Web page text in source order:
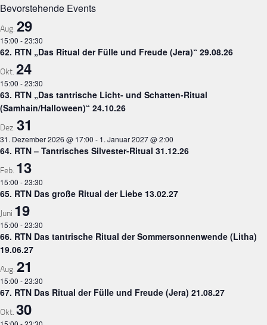
Bevorstehende Events
Aug. 29
15:00 -23:30
62. RTN „Das Ritual der Fülle und Freude (Jera)“ 29.08.26
Okt. 24
15:00 -23:30
63. RTN „Das tantrische Licht- und Schatten-Ritual
(Samhain/Halloween)“ 24.10.26
Dez. 31
31. Dezember 2026 @ 17:00 - 1. Januar 2027 @ 2:00
64. RTN – Tantrisches Silvester-Ritual 31.12.26
Feb. 13
15:00 -23:30
65. RTN Das große Ritual der Liebe 13.02.27
Juni 19
15:00 -23:30
66. RTN Das tantrische Ritual der Sommersonnenwende (Litha)
19.06.27
Aug. 21
15:00 -23:30
67. RTN Das Ritual der Fülle und Freude (Jera) 21.08.27
Okt. 30